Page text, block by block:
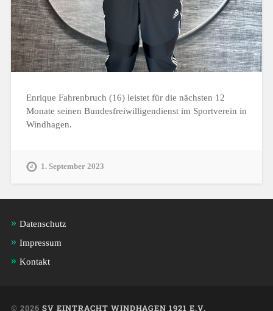
Enrique Fahrenbruch (16) leistet für die nächsten 12
Monate seinen Bundesfreiwilligendienst im Sportverein in
Windhagen.
1. September 2023
Datenschutz
Impressum
Kontakt
© 2026 SV EINTRACHT WINDHAGEN 1921 E.V.